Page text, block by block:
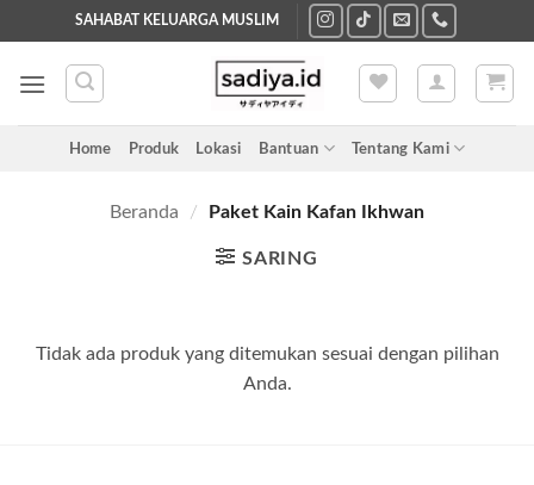
to
content
SAHABAT KELUARGA MUSLIM
Home Produk Lokasi Bantuan Tentang Kami
Beranda / Paket Kain Kafan Ikhwan
SARING
Tidak ada produk yang ditemukan sesuai dengan pilihan
Anda.